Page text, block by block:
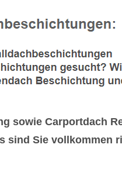
sowie Carportdach
Sie vollkommen